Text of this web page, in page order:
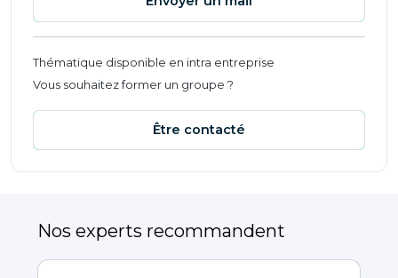
Thématique disponible en intra entreprise
Vous souhaitez former un groupe ?
Être contacté
Nos experts recommandent